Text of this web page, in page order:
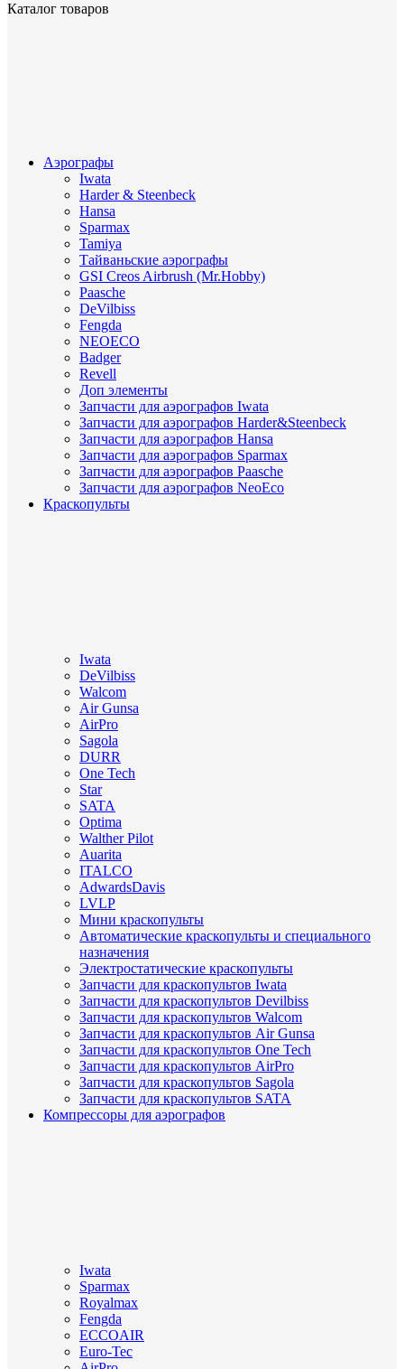
Каталог товаров
Аэрографы
Iwata
Harder & Steenbeck
Hansa
Sparmax
Tamiya
Тайваньские аэрографы
GSI Creos Airbrush (Mr.Hobby)
Paasche
DeVilbiss
Fengda
NEOECO
Badger
Revell
Доп элементы
Запчасти для аэрографов Iwata
Запчасти для аэрографов Harder&Steenbeck
Запчасти для аэрографов Hansa
Запчасти для аэрографов Sparmax
Запчасти для аэрографов Paasche
Запчасти для аэрографов NeoEco
Краскопульты
Iwata
DeVilbiss
Walcom
Air Gunsa
AirPro
Sagola
DURR
One Tech
Star
SATA
Optima
Walther Pilot
Auarita
ITALCO
AdwardsDavis
LVLP
Мини краскопульты
Автоматические краскопульты и специального
назначения
Электростатические краскопульты
Запчасти для краскопультов Iwata
Запчасти для краскопультов Devilbiss
Запчасти для краскопультов Walcom
Запчасти для краскопультов Air Gunsa
Запчасти для краскопультов One Tech
Запчасти для краскопультов AirPro
Запчасти для краскопультов Sagola
Запчасти для краскопультов SATA
Компрессоры для аэрографов
Iwata
Sparmax
Royalmax
Fengda
ECCOAIR
Euro-Tec